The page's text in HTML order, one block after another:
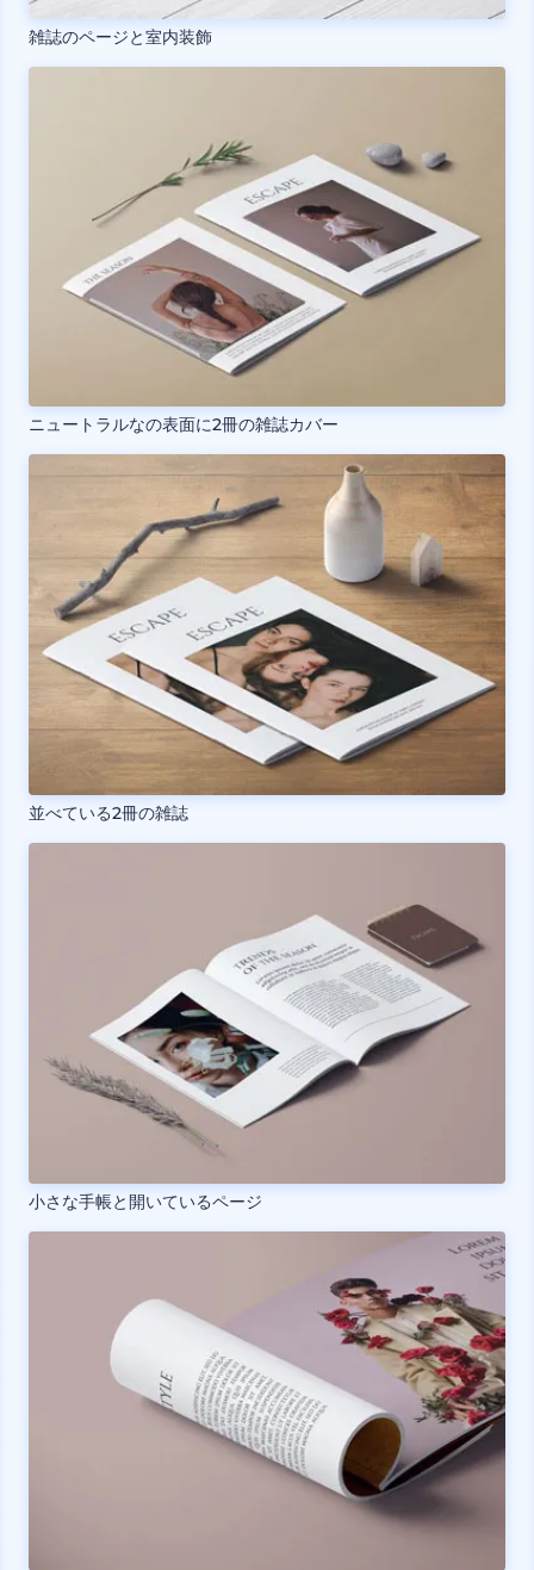
雑誌のページと室内装飾
ニュートラルなの表面に2冊の雑誌カバー
並べている2冊の雑誌
小さな手帳と開いているページ